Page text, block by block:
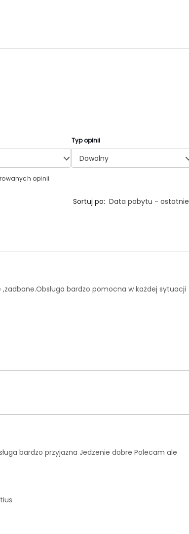
Typ opinii
Dowolny
opinii
Sortuj po: Data pobytu - ostatnie
,zadbane.Obsluga bardzo pomocna w każdej sytuacji
bardzo przyjazna Jedzenie dobre Polecam ale